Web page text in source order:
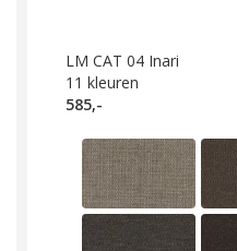
LM CAT 04 Inari
11 kleuren
585,-